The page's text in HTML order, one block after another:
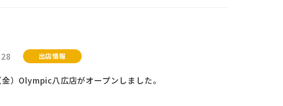
出店情報
）Olympic八広店がオープンしました。